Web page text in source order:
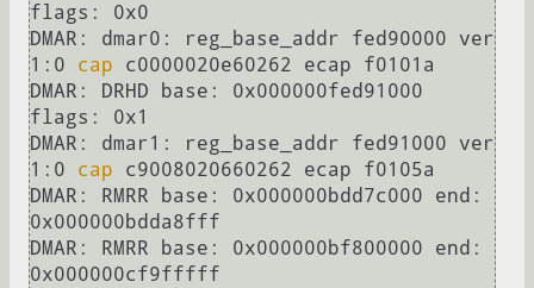
flags: 0x0
DMAR: dmar0: reg_base_addr fed90000 ver
1:0 cap c0000020e60262 ecap f0101a
DMAR: DRHD base: 0x000000fed91000
flags: 0x1
DMAR: dmar1: reg_base_addr fed91000 ver
1:0 cap c9008020660262 ecap f0105a
DMAR: RMRR base: 0x000000bdd7c000 end:
0x000000bdda8fff
DMAR: RMRR base: 0x000000bf800000 end:
0x000000cf9fffff